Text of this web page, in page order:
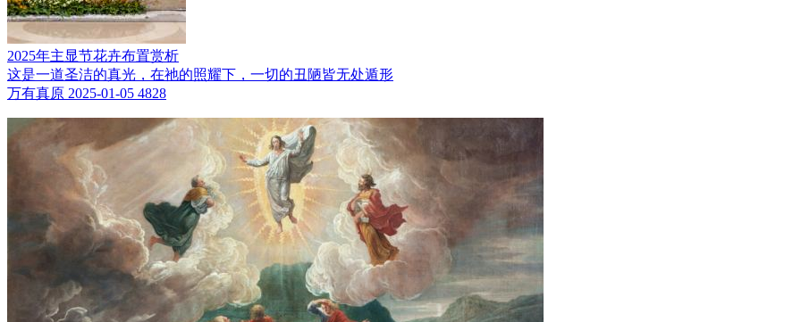
2025年主显节花卉布置赏析
这是一道圣洁的真光，在祂的照耀下，一切的丑陋皆无处遁形
万有真原 2025-01-05 4828